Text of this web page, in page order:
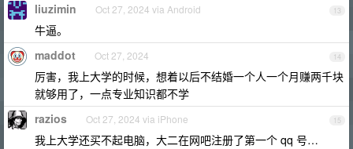
13
liuzimin Oct 27, 2024 via Android
牛逼。
14
maddot Oct 27, 2024
厉害，我上大学的时候，想着以后不结婚一个人一个月赚两千块
就够用了，一点专业知识都不学
15
razios Oct 27, 2024 via iPhone
我上大学还买不起电脑，大二在网吧注册了第一个 qq 号…